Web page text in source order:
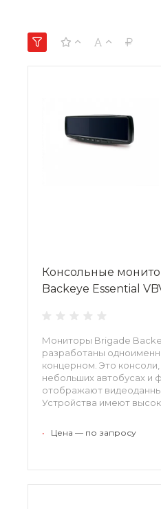
Консольные
Backeye Essential
Мониторы Brigade
разработаны
концерном. Это
небольших автобусах и
отображают
Устройства имеют
водителю упрощает
• Цена — по запросу